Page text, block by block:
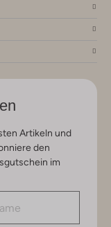
Artikeln und
den
im